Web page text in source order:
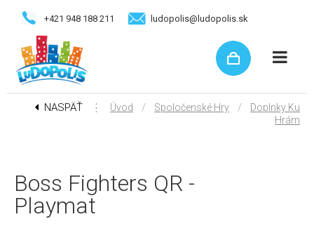
+421 948 188 211 ludopolis@ludopolis.sk
NASPÄŤ ⋮ Úvod / Spoločenské Hry /
Doplnky Ku
Hrám
Boss Fighters QR -
Playmat